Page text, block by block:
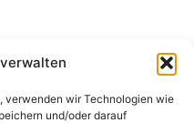
verwenden wir Technologien wie
und/oder darauf